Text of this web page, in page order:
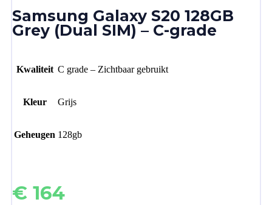
Samsung Galaxy S20 128GB
Grey (Dual SIM) – C-grade
Kwaliteit C grade – Zichtbaar gebruikt
Kleur Grijs
Geheugen 128gb
€ 164